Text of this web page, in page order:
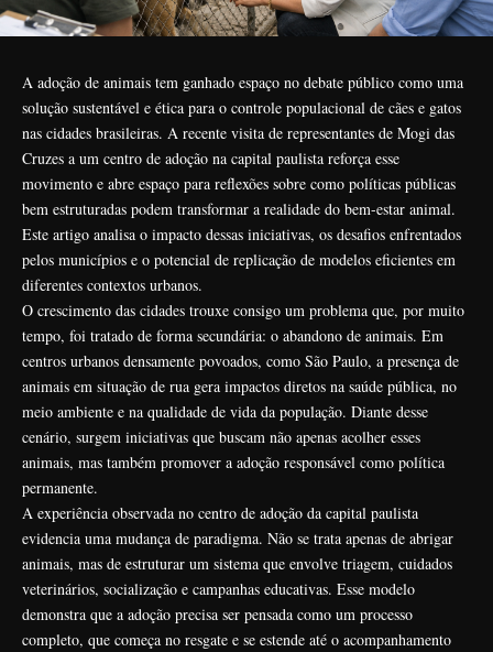
A adoção de animais tem ganhado espaço no debate público como uma
solução sustentável e ética para o controle populacional de cães e gatos
nas cidades brasileiras. A recente visita de representantes de Mogi das
Cruzes a um centro de adoção na capital paulista reforça esse
movimento e abre espaço para reflexões sobre como políticas públicas
bem estruturadas podem transformar a realidade do bem-estar animal.
Este artigo analisa o impacto dessas iniciativas, os desafios enfrentados
pelos municípios e o potencial de replicação de modelos eficientes em
diferentes contextos urbanos.
O crescimento das cidades trouxe consigo um problema que, por muito
tempo, foi tratado de forma secundária: o abandono de animais. Em
centros urbanos densamente povoados, como São Paulo, a presença de
animais em situação de rua gera impactos diretos na saúde pública, no
meio ambiente e na qualidade de vida da população. Diante desse
cenário, surgem iniciativas que buscam não apenas acolher esses
animais, mas também promover a adoção responsável como política
permanente.
A experiência observada no centro de adoção da capital paulista
evidencia uma mudança de paradigma. Não se trata apenas de abrigar
animais, mas de estruturar um sistema que envolve triagem, cuidados
veterinários, socialização e campanhas educativas. Esse modelo
demonstra que a adoção precisa ser pensada como um processo
completo, que começa no resgate e se estende até o acompanhamento